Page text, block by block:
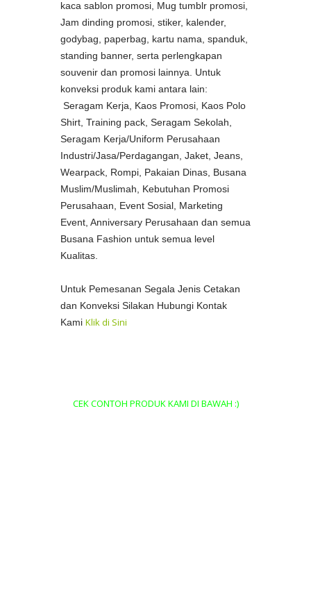
kaca sablon promosi, Mug tumblr promosi,
Jam dinding promosi, stiker, kalender,
godybag, paperbag, kartu nama, spanduk,
standing banner, serta perlengkapan
souvenir dan promosi lainnya. Untuk
konveksi produk kami antara lain:
Seragam Kerja, Kaos Promosi, Kaos Polo
Shirt, Training pack, Seragam Sekolah,
Seragam Kerja/Uniform Perusahaan
Industri/Jasa/Perdagangan, Jaket, Jeans,
Wearpack, Rompi, Pakaian Dinas, Busana
Muslim/Muslimah, Kebutuhan Promosi
Perusahaan, Event Sosial, Marketing
Event, Anniversary Perusahaan dan semua
Busana Fashion untuk semua level
Kualitas.
Untuk Pemesanan Segala Jenis Cetakan
dan Konveksi Silakan Hubungi Kontak
Kami Klik di Sini
CEK CONTOH PRODUK KAMI DI BAWAH :)